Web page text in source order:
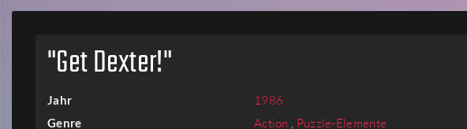
Spiele
Plattformen
Veranstaltungen
Veranstaltungsorte
"Get Dexter!"
Jahr 1986
Genre Action , Puzzle-Elemente